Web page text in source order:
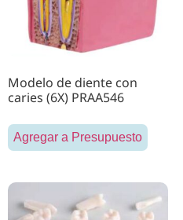
Modelo de diente con
caries (6X) PRAA546
Agregar a Presupuesto